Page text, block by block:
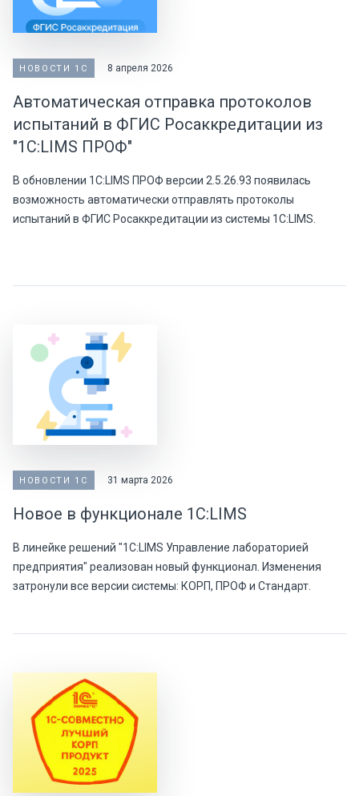
НОВОСТИ 1С 8 апреля 2026
Автоматическая отправка протоколов
испытаний в ФГИС Росаккредитации из
"1С:LIMS ПРОФ"
В обновлении 1С:LIMS ПРОФ версии 2.5.26.93 появилась
возможность автоматически отправлять протоколы
испытаний в ФГИС Росаккредитации из системы 1С:LIMS.
НОВОСТИ 1С 31 марта 2026
Новое в функционале 1С:LIMS
В линейке решений "1С:LIMS Управление лабораторией
предприятия" реализован новый функционал. Изменения
затронули все версии системы: КОРП, ПРОФ и Стандарт.